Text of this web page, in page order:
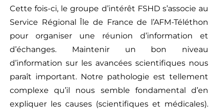
Cette fois-ci, le groupe d’intérêt FSHD s’associe au
Service Régional Île de France de l’AFM-Téléthon
pour organiser une réunion d’information et
d’échanges. Maintenir un bon niveau
d’information sur les avancées scientifiques nous
paraît important. Notre pathologie est tellement
complexe qu’il nous semble fondamental d’en
expliquer les causes (scientifiques et médicales).